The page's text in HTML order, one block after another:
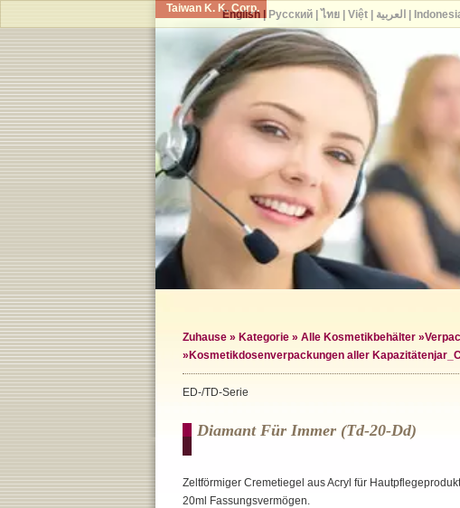
Taiwan K. K. Corp.
Zuhause » Kategorie » Alle Kosmetikbehälter »
» Kosmetikdosenverpackungen aller Kapazitäten
ED-/TD-Serie
Diamant Für Immer (td-20-Dd)
Zeltförmiger Cremetiegel aus Acryl für
20ml Fassungsvermögen.
English| Русский| ไทย| Việt| العربية